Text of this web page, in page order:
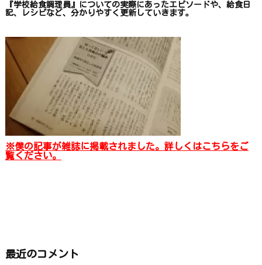
『学校給食調理員』についての実際にあったエピソードや、 給食日
記、レシピなど、 分かりやすく更新していきます。
※僕の記事が雑誌に掲載されました。詳しくはこちらをご
覧ください。
最近のコメント